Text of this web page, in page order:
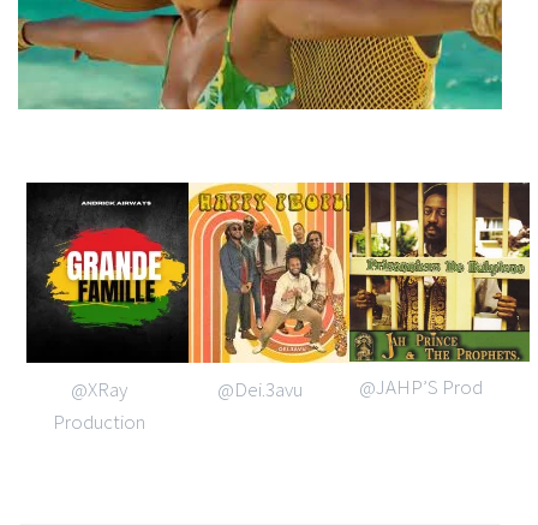
@XRay
Production
@Dei.3avu @JAHP’S Prod